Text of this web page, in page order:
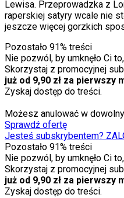
Lewisa. Przeprowadzka z
raperskiej satyry wcale nie
jeszcze więcej gorzkich
Pozostało 91% treści
Nie pozwól, by umknęło Ci
Skorzystaj z promocyjnej
już od 9,90 zł za pierwszy
Zyskaj dostęp do treści.
Możesz anulować w
Sprawdź ofertę
Jesteś subskrybentem?
Pozostało 91% treści
Nie pozwól, by umknęło Ci
Skorzystaj z promocyjnej
już od 9,90 zł za pierwszy
Zyskaj dostęp do treści.